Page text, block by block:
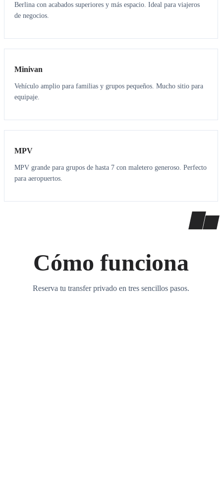
Berlina con acabados superiores y más espacio. Ideal para viajeros
de negocios.
6 5
Minivan
Vehículo amplio para familias y grupos pequeños. Mucho sitio para
equipaje.
7 7
MPV
MPV grande para grupos de hasta 7 con maletero generoso. Perfecto
para aeropuertos.
Cómo funciona
Reserva tu transfer privado en tres sencillos pasos.